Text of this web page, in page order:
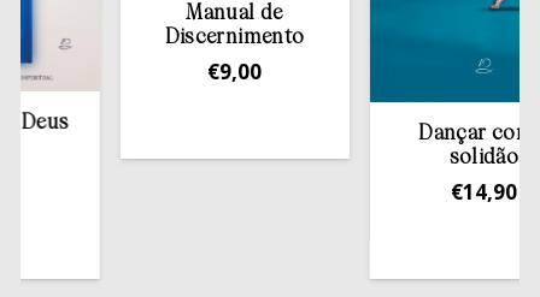
Manual de
Discernimento
9,00
Dançar com a
solidão
14,90